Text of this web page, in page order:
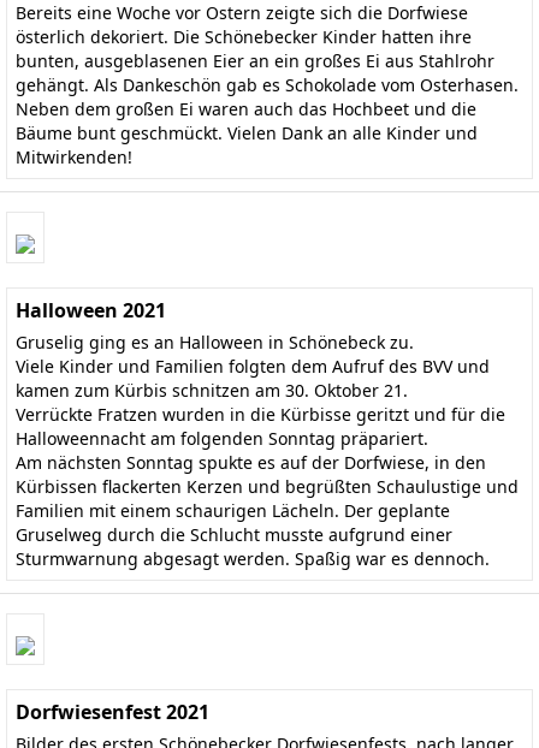
Bereits eine Woche vor Ostern zeigte sich die Dorfwiese
österlich dekoriert. Die Schönebecker Kinder hatten ihre
bunten, ausgeblasenen Eier an ein großes Ei aus Stahlrohr
gehängt. Als Dankeschön gab es Schokolade vom Osterhasen.
Neben dem großen Ei waren auch das Hochbeet und die
Bäume bunt geschmückt. Vielen Dank an alle Kinder und
Mitwirkenden!
Halloween 2021
Gruselig ging es an Halloween in Schönebeck zu.
Viele Kinder und Familien folgten dem Aufruf des BVV und
kamen zum Kürbis schnitzen am 30. Oktober 21.
Verrückte Fratzen wurden in die Kürbisse geritzt und für die
Halloweennacht am folgenden Sonntag präpariert.
Am nächsten Sonntag spukte es auf der Dorfwiese, in den
Kürbissen flackerten Kerzen und begrüßten Schaulustige und
Familien mit einem schaurigen Lächeln. Der geplante
Gruselweg durch die Schlucht musste aufgrund einer
Sturmwarnung abgesagt werden. Spaßig war es dennoch.
Dorfwiesenfest 2021